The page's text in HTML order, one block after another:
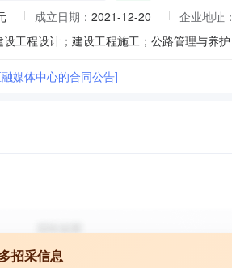
成立日期： 2021-12-20 企业地址：
媒体中心的合同公告]
招采信息